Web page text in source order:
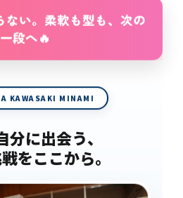
ない。柔軟も型も、次の
一段へ🔥
KAWASAKI MINAMI
分に出会う、
をここから。